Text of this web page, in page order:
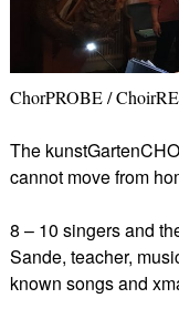
ChorPROBE /
The
cannot move from
8 – 10 singers and
Sande, teacher,
known songs and